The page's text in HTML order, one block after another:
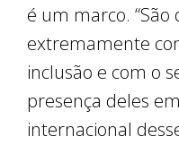
é um marco. “São
extremamente
inclusão e com o
presença deles
internacional